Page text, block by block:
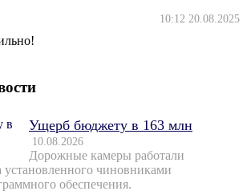
10:12 20.08.2025
Ущерб бюджету в 163 млн
10.08.2026
Дорожные камеры работали
установленного чиновниками
обеспечения.